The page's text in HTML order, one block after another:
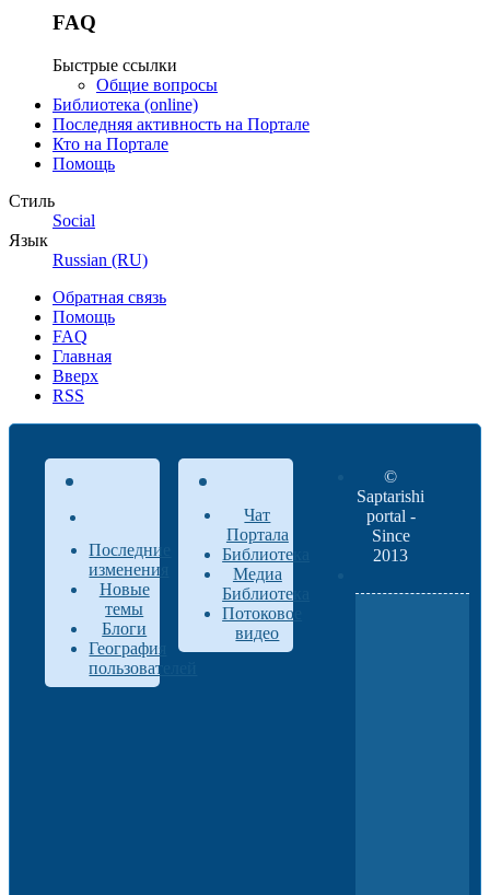
FAQ
Быстрые ссылки
Общие вопросы
Библиотека (online)
Последняя активность на Портале
Кто на Портале
Помощь
Стиль
Social
Язык
Russian (RU)
Обратная связь
Помощь
FAQ
Главная
Вверх
RSS
Последние
изменения
Новые
темы
Блоги
География
пользователей
Чат
Портала
Библиотека
Медиа
Библиотека
Потоковое
видео
©
Saptarishi
portal -
Since
2013